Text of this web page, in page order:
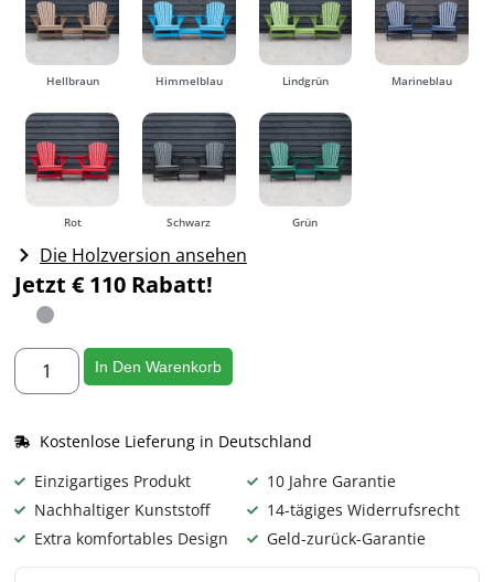
Hellbraun Himmelblau Lindgrün Marineblau
Rot Schwarz Grün
Die Holzversion ansehen
Jetzt € 110 Rabatt!
In Den Warenkorb
Kostenlose Lieferung in Deutschland
Einzigartiges Produkt
Nachhaltiger Kunststoff
Extra komfortables Design
10 Jahre Garantie
14-tägiges Widerrufsrecht
Geld-zurück-Garantie